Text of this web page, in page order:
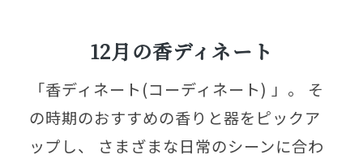
12月の香ディネート
「香ディネート(コーディネート) 」。 そ
の時期のおすすめの香りと器をピックア
ップし、 さまざまな日常のシーンに合わ